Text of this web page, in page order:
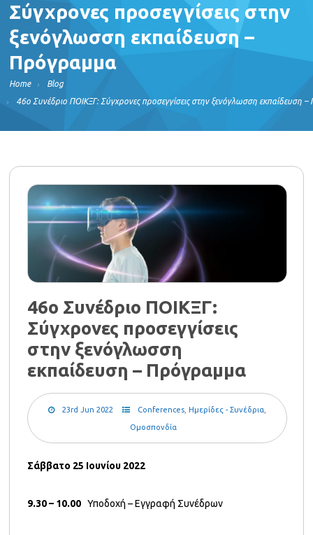
Σύγχρονες προσεγγίσεις στην
ξενόγλωσση εκπαίδευση –
Πρόγραμμα
Home
Blog
46ο Συνέδριο ΠΟΙΚΞΓ: Σύγχρονες προσεγγίσεις στην ξενόγλωσση εκπαίδευση
46ο Συνέδριο ΠΟΙΚΞΓ:
Σύγχρονες προσεγγίσεις
στην ξενόγλωσση
εκπαίδευση – Πρόγραμμα
23rd Jun 2022 Conferences, Ημερίδες - Συνέδρια
Ομοσπονδία
Σάββατο 25 Ιουνίου 2022
9.30 – 10.00Υποδοχή – Εγγραφή Συνέδρων